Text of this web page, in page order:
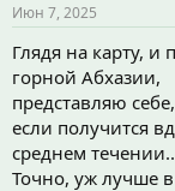
:
Июн 7, 2025
Глядя на карту,
горной Абхазии,
представляю
если получится
среднем
Точно, уж лучше